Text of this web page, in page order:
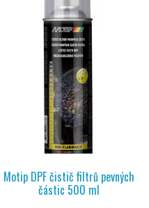
Motip DPF čistič filtrů pevných
částic 500 ml